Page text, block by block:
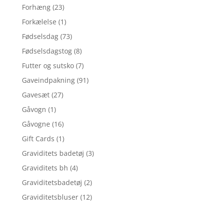
Forhæng (23)
Forkælelse (1)
Fødselsdag (73)
Fødselsdagstog (8)
Futter og sutsko (7)
Gaveindpakning (91)
Gavesæt (27)
Gåvogn (1)
Gåvogne (16)
Gift Cards (1)
Graviditets badetøj (3)
Graviditets bh (4)
Graviditetsbadetøj (2)
Graviditetsbluser (12)